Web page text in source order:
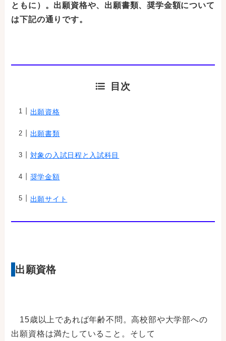
ともに）。出願資格や、出願書類、奨学金額について
は下記の通りです。
目次
出願資格
出願書類
対象の入試日程と入試科目
奨学金額
出願サイト
出願資格
15歳以上であれば年齢不問。高校部や大学部への
出願資格は満たしていること。そして